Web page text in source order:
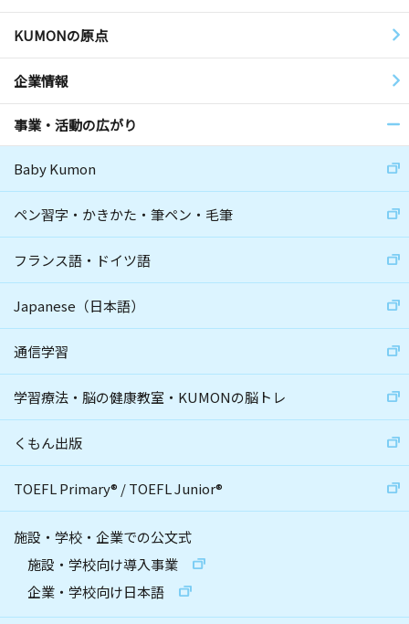
KUMONの原点
企業情報
事業・活動の広がり
Baby Kumon
ペン習字・かきかた・筆ペン・毛筆
フランス語・ドイツ語
Japanese（日本語）
通信学習
学習療法・脳の健康教室・KUMONの脳トレ
くもん出版
TOEFL Primary® /TOEFL Junior®
施設・学校・企業での公文式
施設・学校向け導入事業
企業・学校向け日本語